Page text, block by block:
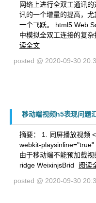
网络上进行全双工通讯
讯的一个增量的提高，
一个飞跃。 html5 Web
中模拟全双工连接的复
读全文
posted @ 2020-09-30
移动端视频h5表现问题
摘要： 1. 同屏播放视频
webkit-
由于移动端不能预加载
ridge WeixinjsBrid
阅读
posted @ 2020-09-30